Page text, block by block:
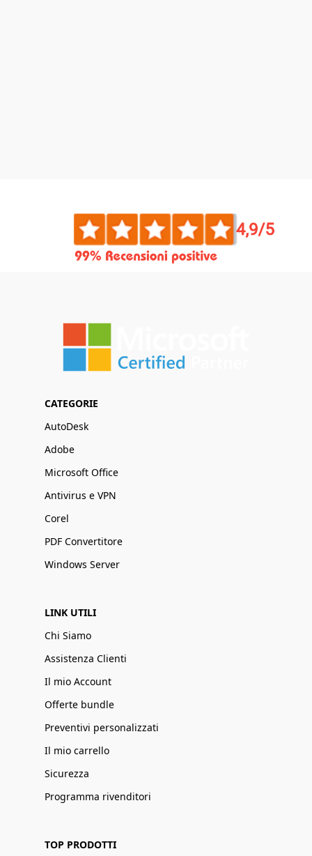
CATEGORIE
AutoDesk
Adobe
Microsoft Office
Antivirus e VPN
Corel
PDF Convertitore
Windows Server
LINK UTILI
Chi Siamo
Assistenza Clienti
Il mio Account
Offerte bundle
Preventivi personalizzati
Il mio carrello
Sicurezza
Programma rivenditori
TOP PRODOTTI